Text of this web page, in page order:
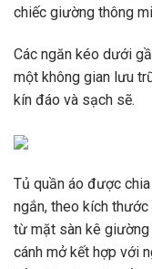
chiếc giường thông
Các ngăn kéo dưới
một không gian lưu
kín đáo và sạch sẽ.
Tủ quần áo được
ngắn, theo kích
từ mặt sàn kê giường
cánh mở kết hợp với